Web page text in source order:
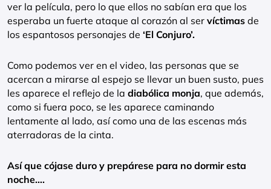
ver la película, pero lo que ellos no sabían era que los
esperaba un fuerte ataque al corazón al ser víctimas de
los espantosos personajes de ‘El Conjuro’.
Como podemos ver en el video, las personas que se
acercan a mirarse al espejo se llevar un buen susto, pues
les aparece el reflejo de la diabólica monja, que además,
como si fuera poco, se les aparece caminando
lentamente al lado, así como una de las escenas más
aterradoras de la cinta.
Así que cójase duro y prepárese para no dormir esta
noche….